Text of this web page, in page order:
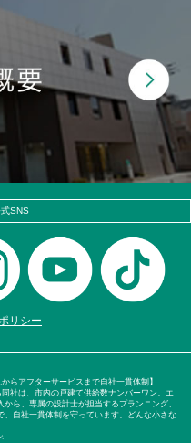
SNS
リシー
らアフターサービスまで自社一貫体制】
社は、市内の戸建て供給数ナンバーワン。エ
ら、専属の設計士が担当するプランニング、
自社一貫体制を守っています。どんな小さな